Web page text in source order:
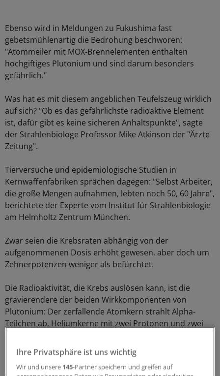
Ebenso wird in Meldungen zu Fukushima fast
gebetsmühlenartig die Bedrohung beschworen:
"Atommeiler mit MOX-Brennelementen enthalten
hochgiftiges Plutonium und sind darum besonders
gefährlich."
Was hat es mit diesem angeblichen Teufelszeug wirklich
auf sich? "Ob es das gefährlichste radioaktive Element
ist, dafür gibt es keine sicheren Anhaltspunkte", sagte
der Strahlenbiologe Professor Mike Atkinson der "Ärzte
Zeitung".
Tierversuche und epidemiologische Studien in
Kernwaffenfabriken sprächen dagegen: "Selbst Arbeiter,
die große Mengen aufnahmen, lebten noch 50, 60 Jahre",
berichtete der Experte vom Institut für Strahlenbiologie
am Helmholtz Zentrum München.
Zwar seien die Krebsraten abhängig von der
aufgenommenen Dosis erhöht gewesen, aber doch um
Zehnerpotenzen weniger als befürchtet.
Die Radioaktivität, die Krebs auslösen kann, ist die
gravierendere der beiden Wirkkomponenten von
Plutonium: Der zerfallende Atomkern strahlt Alpha-
Teilchen ab, Heliumkerne mit zwei Protonen und zwei
Für die Haut sind sie weniger schädlich, weil sie nur eine
geringe Reichweite haben und schon durch die obere
Ihre Privatsphäre ist uns wichtig
Wir und unsere 145-Partner speichern und greifen auf